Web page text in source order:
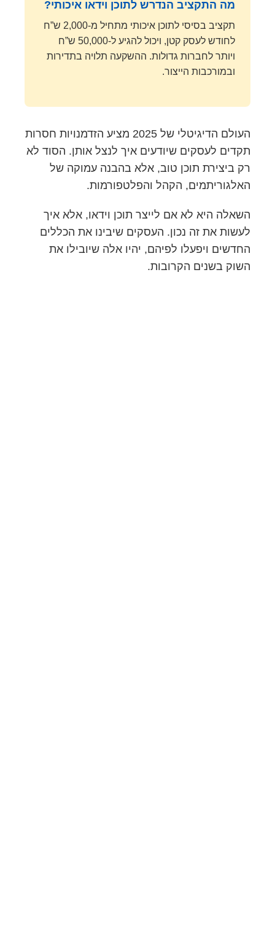
מה התקציב הנדרש לתוכן וידאו איכותי?
תקציב בסיסי לתוכן איכותי מתחיל מ-2,000 ש”ח
לחודש לעסק קטן, ויכול להגיע ל-50,000 ש”ח
ויותר לחברות גדולות. ההשקעה תלויה בתדירות
ובמורכבות הייצור.
העולם הדיגיטלי של 2025 מציע הזדמנויות חסרות
תקדים לעסקים שיודעים איך לנצל אותן. הסוד לא
רק ביצירת תוכן טוב, אלא בהבנה עמוקה של
האלגוריתמים, הקהל והפלטפורמות.
השאלה היא לא אם לייצר תוכן וידאו, אלא איך
לעשות את זה נכון. העסקים שיבינו את הכללים
החדשים ויפעלו לפיהם, יהיו אלה שיובילו את
השוק בשנים הקרובות.